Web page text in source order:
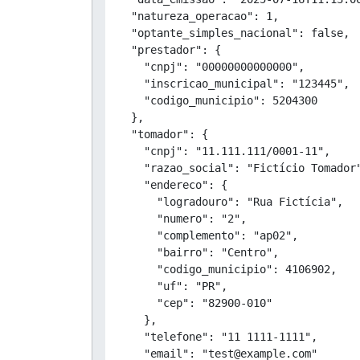
  "natureza_operacao": 1,
  "optante_simples_nacional": false,
  "prestador": {
    "cnpj": "00000000000000",
    "inscricao_municipal": "123445",
    "codigo_municipio": 5204300
  },
  "tomador": {
    "cnpj": "11.111.111/0001-11",
"razao_social": "Fictício
    "endereco": {
      "logradouro": "Rua Fictícia",
      "numero": "2",
      "complemento": "ap02",
      "bairro": "Centro",
      "codigo_municipio": 4106902,
      "uf": "PR",
      "cep": "82900-010"
    },
    "telefone": "11 1111-1111",
    "email": "test@example.com"